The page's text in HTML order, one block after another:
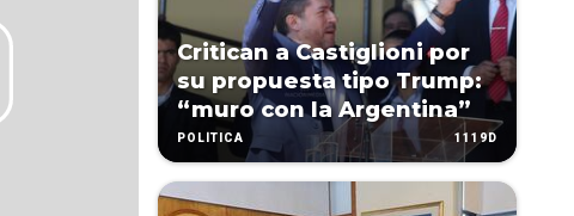
Critican a Castiglioni por
su propuesta tipo Trump:
“muro con la Argentina”
POLÍTICA 1119D